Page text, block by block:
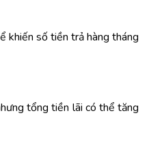
khiến số tiền trả hàng tháng
tổng tiền lãi có thể tăng